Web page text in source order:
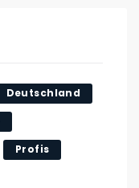
Deutschland
Profis